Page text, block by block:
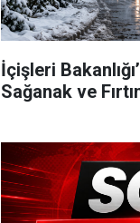
İçişleri
Sağanak ve